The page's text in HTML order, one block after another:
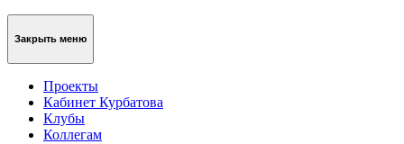
Закрыть меню
Проекты
Кабинет Курбатова
Клубы
Коллегам